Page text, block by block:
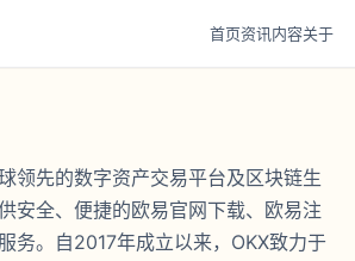
首页资讯内容关于
领先的数字资产交易平台及区块链生
安全、便捷的欧易官网下载、欧易注
务。自2017年成立以来，OKX致力于